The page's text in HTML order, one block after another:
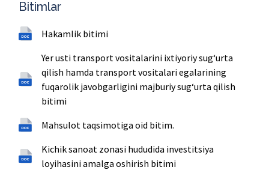
Bitimlar
Hakamlik bitimi
Yer usti transport vositalarini ixtiyoriy sugʻurta
qilish hamda transport vositalari egalarining
fuqarolik javobgarligini majburiy sugʻurta qilish
bitimi
Mahsulot taqsimotiga oid bitim.
Kichik sanoat zonasi hududida investitsiya
loyihasini amalga oshirish bitimi